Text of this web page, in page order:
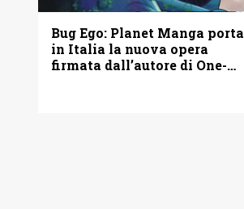
Bug Ego: Planet Manga porta
in Italia la nuova opera
firmata dall’autore di One-